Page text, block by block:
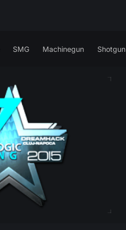
SMG Machinegun Shotgun